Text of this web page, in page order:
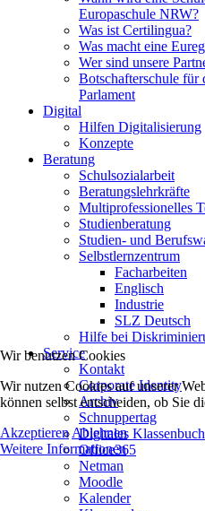
Europaschule NRW?
Was ist Certilingua?
Was macht eine
Wer sind unsere
Botschafterschule für
Parlament
Digital
Hilfen Digitalisierung
Konzepte
Beratung
Schulsozialarbeit
Beratungslehrkräfte
Multiprofessionelles
Studienberatung
Studien- und
Selbstlernzentrum
Facharbeiten
Englisch
Industrie
SLZ Deutsch
Hilfe bei
Service
Kontakt
Corporate Identity
Archiv
Schnuppertag
Digitales Klassenbuch
Office365
Netman
Moodle
Kalender
Wir benutzen Cookies
Wir nutzen Cookies auf unserer
können selbst entscheiden, ob Sie
Akzeptieren Ablehnen
Weitere Informationen